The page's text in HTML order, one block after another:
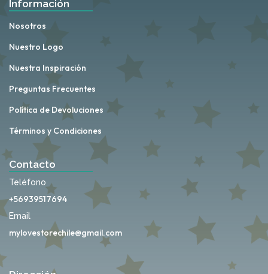
Información
Nosotros
Nuestro Logo
Nuestra Inspiración
Preguntas Frecuentes
Política de Devoluciones
Términos y Condiciones
Contacto
Teléfono
+56939517694
Email
mylovestorechile@gmail.com